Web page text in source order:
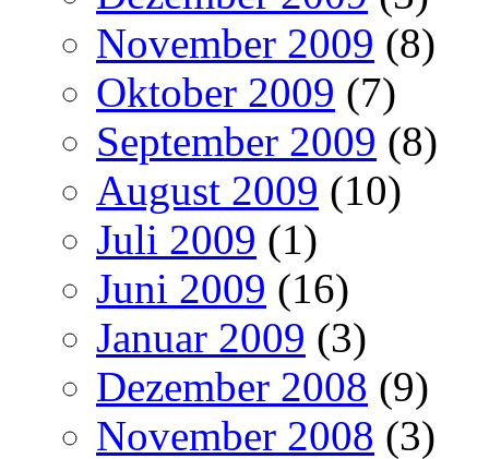
November 2009 (8)
Oktober 2009 (7)
September 2009 (8)
August 2009 (10)
Juli 2009 (1)
Juni 2009 (16)
Januar 2009 (3)
Dezember 2008 (9)
November 2008 (3)